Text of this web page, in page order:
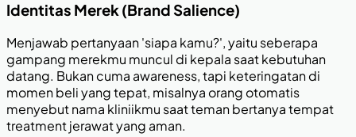
Identitas Merek (Brand Salience)
Menjawab pertanyaan 'siapa kamu?', yaitu seberapa
gampang merekmu muncul di kepala saat kebutuhan
datang. Bukan cuma awareness, tapi keteringatan di
momen beli yang tepat, misalnya orang otomatis
menyebut nama kliniikmu saat teman bertanya tempat
treatment jerawat yang aman.